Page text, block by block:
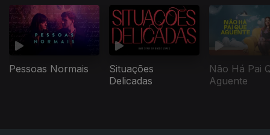
Pessoas Normais
Situações
Delicadas
Não Há Pai
Aguente